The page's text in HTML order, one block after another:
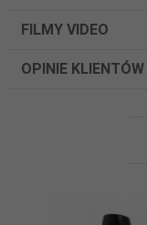
FILMY VIDEO
OPINIE KLIENTÓW